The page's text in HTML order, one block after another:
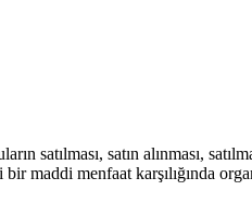
satılması, satın alınması,
maddi menfaat karşılığında